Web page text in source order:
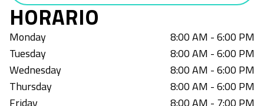
HORARIO
Monday
8:00 AM - 6:00 PM
Tuesday
8:00 AM - 6:00 PM
Wednesday
8:00 AM - 6:00 PM
Thursday
8:00 AM - 6:00 PM